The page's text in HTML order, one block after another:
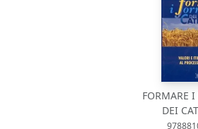
FORMARE
DEI